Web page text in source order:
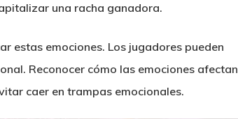
una racha ganadora.
estas emociones. Los jugadores pueden
Reconocer cómo las emociones afectan
caer en trampas emocionales.